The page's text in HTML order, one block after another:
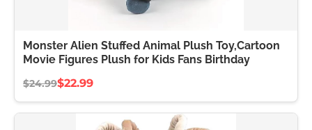
Monster Alien Stuffed Animal Plush Toy,Cartoon
Movie Figures Plush for Kids Fans Birthday
$24.99$22.99